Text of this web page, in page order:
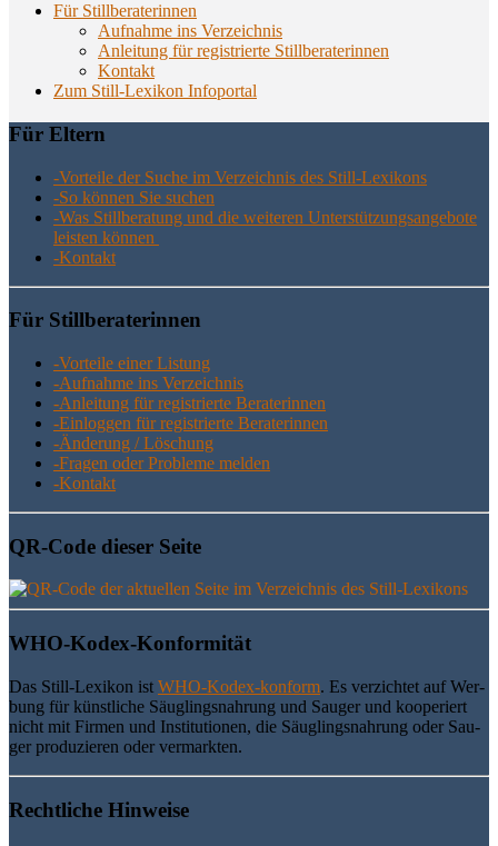
Für Stillberaterinnen
Aufnahme ins Verzeichnis
Anlei­tung für regis­trier­te Stillberaterinnen
Kon­takt
Zum Still-Lexikon Infoportal
Für Eltern
-Vor­tei­le der Suche im Ver­zeich­nis des Still-Lexikons
-So kön­nen Sie suchen
-Was Still­be­ra­tung und die wei­te­ren Unter­stüt­zungs­an­ge­bo­te
leis­ten können
-Kon­takt
Für Still­be­ra­te­rin­nen
-Vor­tei­le einer Listung
-Auf­nah­me ins Verzeichnis
-Anlei­tung für regis­trier­te Beraterinnen
-Ein­log­gen für regis­trier­te Beraterinnen
-Ände­rung / Löschung
-Fra­gen oder Pro­ble­me melden
-Kon­takt
QR-Code die­ser Seite
WHO-Kodex-Kon­for­mi­tät
Das Still-Lexi­kon ist WHO-Kodex-kon­form. Es ver­zich­tet auf Wer­
bung für künst­li­che Säug­lings­nah­rung und Sau­ger und koope­riert
nicht mit Fir­men und Insti­tu­tio­nen, die Säug­lings­nah­rung oder Sau­
ger pro­du­zie­ren oder vermarkten.
Recht­li­che Hinweise